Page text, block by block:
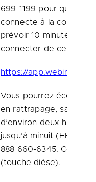
699-1199 pour qu’un
connecte à la
prévoir 10 minutes
connecter de cette
https://
Vous pourrez écouter
en rattrapage, sans
d’environ deux heures
jusqu’à minuit (HE) le
888 660-6345. Code
(touche dièse).